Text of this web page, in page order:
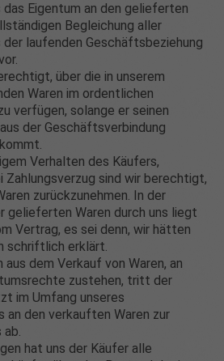
das Eigentum an den gelieferten
Begleichung aller
der laufenden Geschäftsbeziehung
über die in unserem
Waren im ordentlichen
verfügen, solange er seinen
der Geschäftsverbindung
Verhalten des Käufers,
Zahlungsverzug sind wir berechtigt,
zurückzunehmen. In der
gelieferten Waren durch uns liegt
Vertrag, es sei denn, wir hätten
schriftlich erklärt.
aus dem Verkauf von Waren, an
zustehen, tritt der
im Umfang unseres
an den verkauften Waren zur
ab.
hat uns der Käufer alle